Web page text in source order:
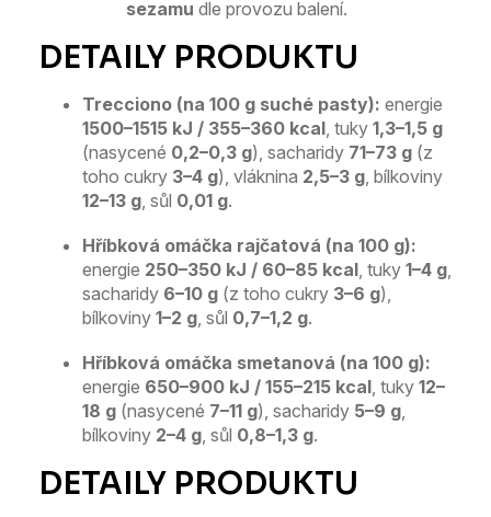
sezamu dle provozu balení.
Trecciono (na 100 g suché pasty): energie
1500–1515 kJ / 355–360 kcal, tuky 1,3–1,5 g
(nasycené 0,2–0,3 g), sacharidy 71–73 g (z
toho cukry 3–4 g), vláknina 2,5–3 g, bílkoviny
12–13 g, sůl 0,01 g.
Hříbková omáčka rajčatová (na 100 g):
energie 250–350 kJ / 60–85 kcal, tuky 1–4 g,
sacharidy 6–10 g (z toho cukry 3–6 g),
bílkoviny 1–2 g, sůl 0,7–1,2 g.
Hříbková omáčka smetanová (na 100 g):
energie 650–900 kJ / 155–215 kcal, tuky 12–
18 g (nasycené 7–11 g), sacharidy 5–9 g,
bílkoviny 2–4 g, sůl 0,8–1,3 g.